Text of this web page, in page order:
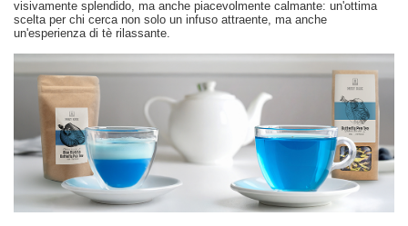
visivamente splendido, ma anche piacevolmente calmante: un'ottima
scelta per chi cerca non solo un infuso attraente, ma anche
un'esperienza di tè rilassante.